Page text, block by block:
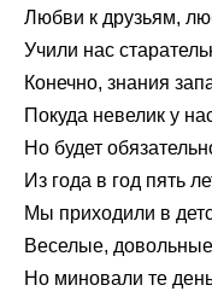
Любви к друзьям,
Учили нас
Конечно, знания
Покуда невелик у
Но будет
Из года в год пять
Мы приходили в
Веселые,
Но миновали те